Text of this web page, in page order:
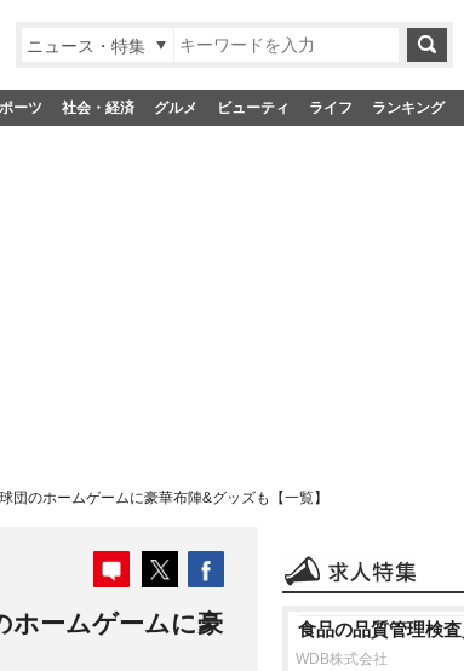
ニュース・特集
ーツ 社会・経済 グルメ ビューティ ライフ ランキング
団のホームゲームに豪華布陣&グッズも【一覧】
ホームゲームに豪
食品の品質管理検
WDB株式会社